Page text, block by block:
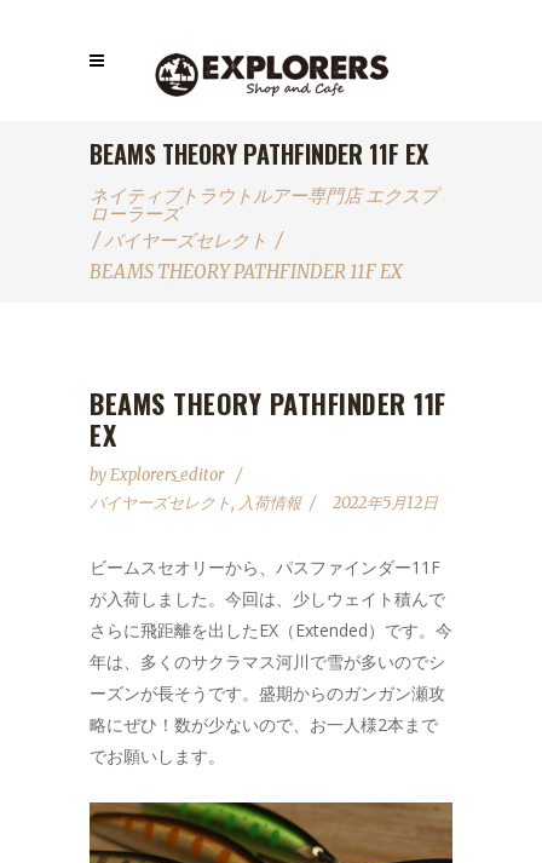
BEAMS THEORY PATHFINDER 11F EX
ネイティブトラウトルアー専門店 エクスプ
ローラーズ
/バイヤーズセレクト /
BEAMS THEORY PATHFINDER 11F EX
BEAMS THEORY PATHFINDER 11F
EX
byExplorers_editor
バイヤーズセレクト, 入荷情報 2022年5月12日
ビームスセオリーから、パスファインダー11F
が入荷しました。今回は、少しウェイト積んで
さらに飛距離を出したEX（Extended）です。今
年は、多くのサクラマス河川で雪が多いのでシ
ーズンが長そうです。盛期からのガンガン瀬攻
略にぜひ！数が少ないので、お一人様2本まで
でお願いします。